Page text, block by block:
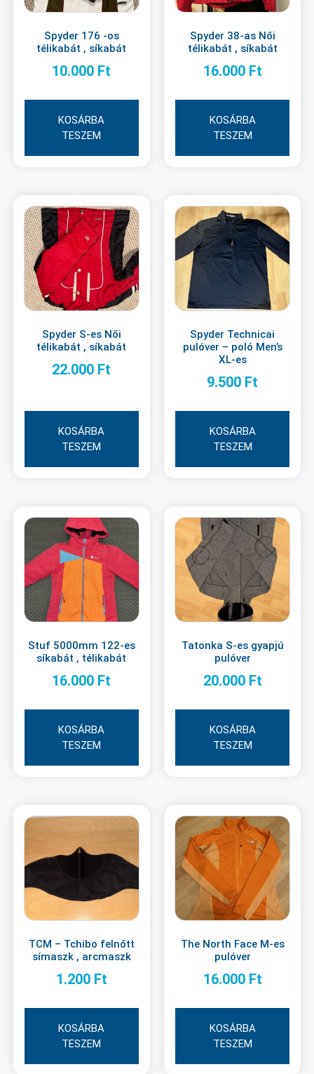
Spyder 176 -os
télikabát , síkabát
10.000 Ft
KOSÁRBA
TESZEM
Spyder 38-as Női
télikabát , síkabát
16.000 Ft
KOSÁRBA
TESZEM
Spyder S-es Női
télikabát , síkabát
22.000 Ft
KOSÁRBA
TESZEM
Spyder Technicai
pulóver – poló Men’s
XL-es
9.500 Ft
KOSÁRBA
TESZEM
Stuf 5000mm 122-es
síkabát , télikabát
16.000 Ft
KOSÁRBA
TESZEM
Tatonka S-es gyapjú
pulóver
20.000 Ft
KOSÁRBA
TESZEM
TCM – Tchibo felnőtt
símaszk , arcmaszk
1.200 Ft
KOSÁRBA
TESZEM
The North Face M-es
pulóver
16.000 Ft
KOSÁRBA
TESZEM